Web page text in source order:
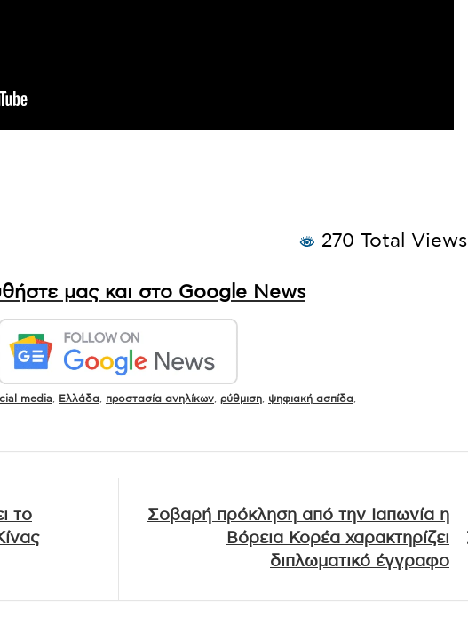
270 Total Views
μας και στο Google News
media Ελλάδα προστασία ανηλίκων ρύθμιση ψηφιακή ασπίδα
το
Σοβαρή πρόκληση από την Ιαπωνία η
Βόρεια Κορέα χαρακτηρίζει
διπλωματικό έγγραφο